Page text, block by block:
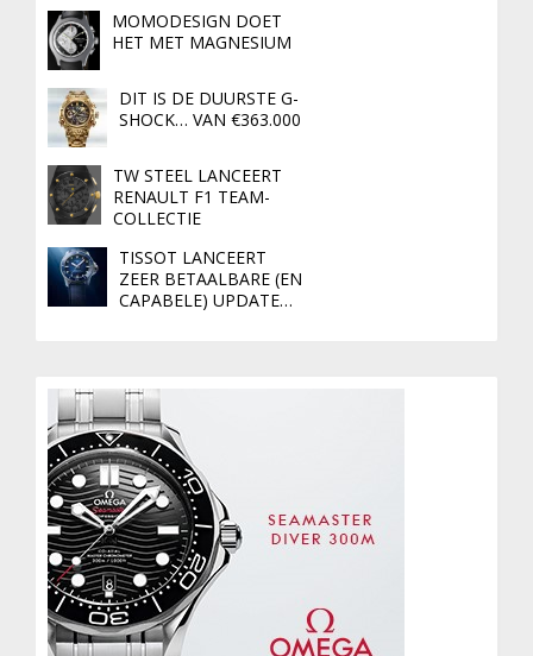
MOMODESIGN DOET
HET MET MAGNESIUM
DIT IS DE DUURSTE G-
SHOCK… VAN €363.000
TW STEEL LANCEERT
RENAULT F1 TEAM-
COLLECTIE
TISSOT LANCEERT
ZEER BETAALBARE (EN
CAPABELE) UPDATE…